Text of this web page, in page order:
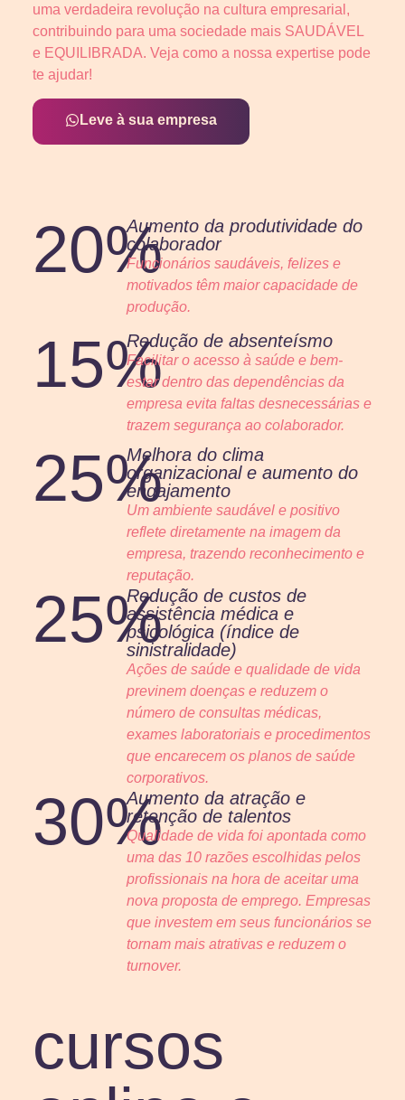
uma verdadeira revolução na cultura empresarial,
contribuindo para uma sociedade mais SAUDÁVEL
e EQUILIBRADA. Veja como a nossa expertise pode
te ajudar!
Leve à sua empresa
20%Aumento da produtividade do
colaborador
Funcionários saudáveis, felizes e
motivados têm maior capacidade de
produção.
15%Redução de absenteísmo
Facilitar o acesso à saúde e bem-
estar dentro das dependências da
empresa evita faltas desnecessárias e
trazem segurança ao colaborador.
25%Melhora do clima
organizacional e aumento do
engajamento
Um ambiente saudável e positivo
reflete diretamente na imagem da
empresa, trazendo reconhecimento e
reputação.
25%Redução de custos de
assistência médica e
psicológica (índice de
sinistralidade)
Ações de saúde e qualidade de vida
previnem doenças e reduzem o
número de consultas médicas,
exames laboratoriais e procedimentos
que encarecem os planos de saúde
corporativos.
30%Aumento da atração e
retenção de talentos
Qualidade de vida foi apontada como
uma das 10 razões escolhidas pelos
profissionais na hora de aceitar uma
nova proposta de emprego. Empresas
que investem em seus funcionários se
tornam mais atrativas e reduzem o
turnover.
cursos